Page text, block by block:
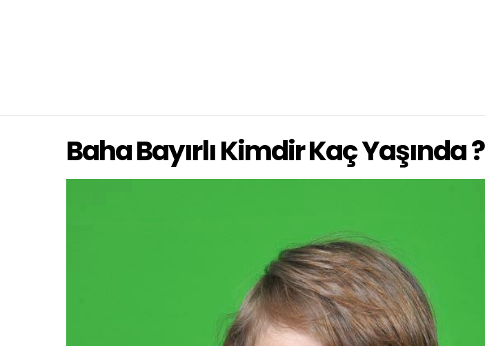
Baha Bayırlı Kimdir Kaç Yaşında ?